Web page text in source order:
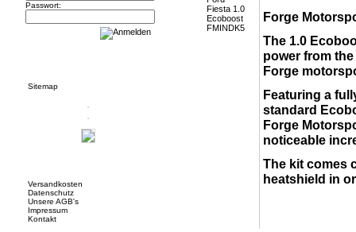
Passwort:
Sitemap
Versandkosten
Datenschutz
Unsere AGB's
Impressum
Kontakt
Forge
The 1.0
power from
Forge
Featuring a
standard
Forge
noticeable
The kit comes
heatshield in